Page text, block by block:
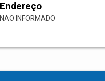
Endereço
NAO INFORMADO